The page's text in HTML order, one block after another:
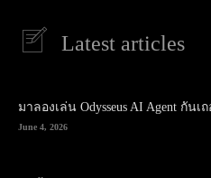
Latest articles
มาลองเล่น Odysseus AI Agent กันเถ
June 4, 2026